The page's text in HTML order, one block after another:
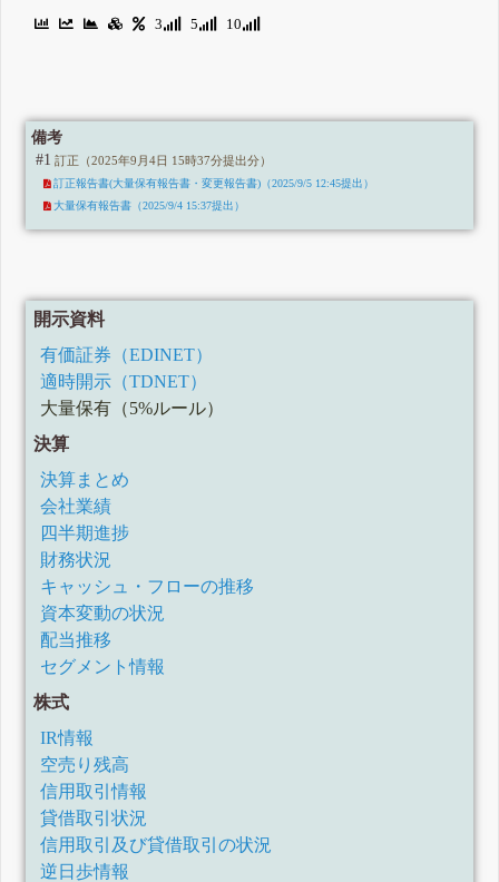
3 5 10
備考
#1 訂正（2025年9月4日 15時37分提出分）
訂正報告書(大量保有報告書・変更報告書)（2025/9/5 12:45提出）
大量保有報告書（2025/9/4 15:37提出）
開示資料
有価証券（EDINET）
適時開示（TDNET）
大量保有（5%ルール）
決算
決算まとめ
会社業績
四半期進捗
財務状況
キャッシュ・フローの推移
資本変動の状況
配当推移
セグメント情報
株式
IR情報
空売り残高
信用取引情報
貸借取引状況
信用取引及び貸借取引の状況
逆日歩情報